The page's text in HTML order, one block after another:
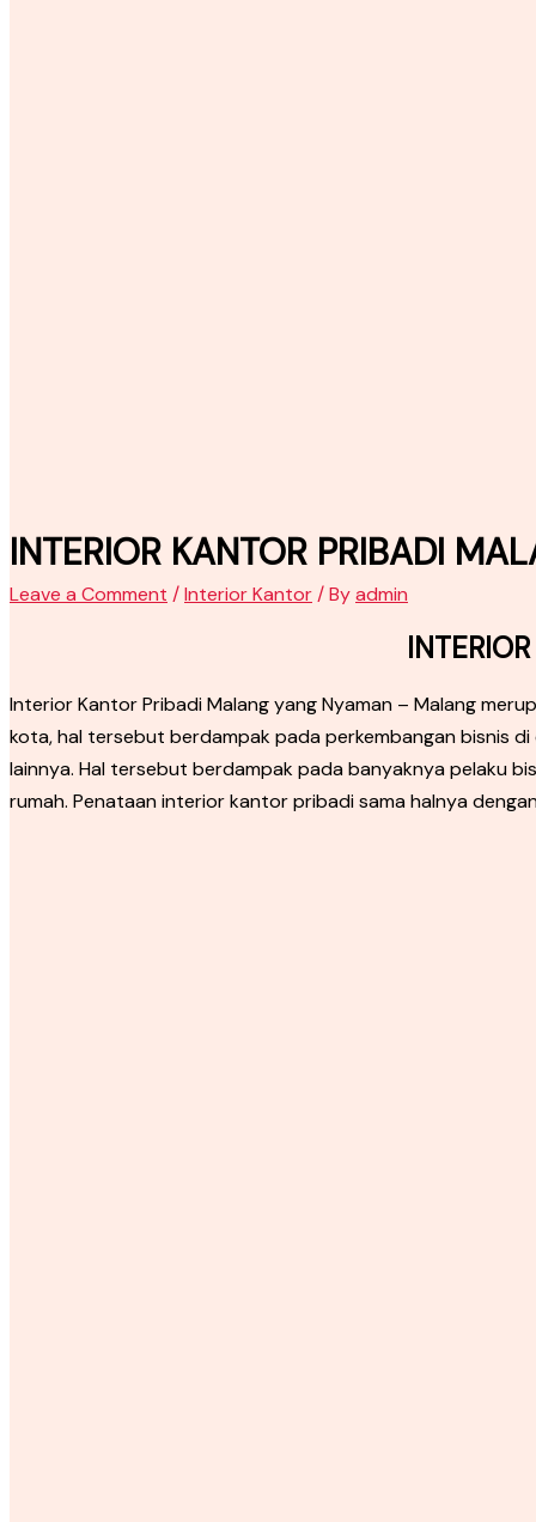
INTERIOR KANTOR PRIBADI
Leave a Comment /Interior Kantor / Byadmin
Interior Kantor Pribadi Malang yang Nyaman – Malang
kota, hal tersebut berdampak pada perkembangan bisnis di
lainnya. Hal tersebut berdampak pada banyaknya pelaku
rumah. Penataan interior kantor pribadi sama halnya